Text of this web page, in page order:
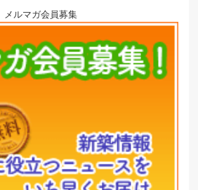
メルマガ会員募集